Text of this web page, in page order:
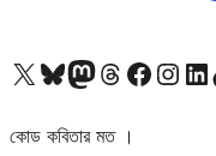
আমাদের X (আগের টুইটার) অ্যাকাউন্টে যানআমাদের Bluesky অ্যাকাউন্টটি দেখুনআমাদের মাস্টোডন অ্যাকাউন্টটি দেখুনআমাদের থ্রেডস অ্যাকাউন্টটি দেখুনআমাদের ফেসবুক পেজ দেখুনআমাদের ইন্সটাগ্রাম অ্যাকাউন্ট দেখুনআমাদের লিঙ্কডইন অ্যাকাউন্টে যান
কোড কবিতার মত ।